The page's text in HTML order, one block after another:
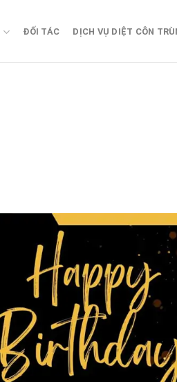
ĐỐI TÁC DỊCH VỤ DIỆT CÔN